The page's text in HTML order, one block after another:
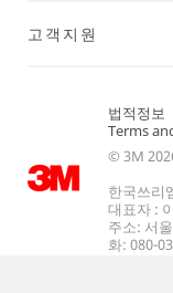
고객지원
법적정보
Terms
© 3M
한국쓰리
대표자 :
주소: 서
화: 080-